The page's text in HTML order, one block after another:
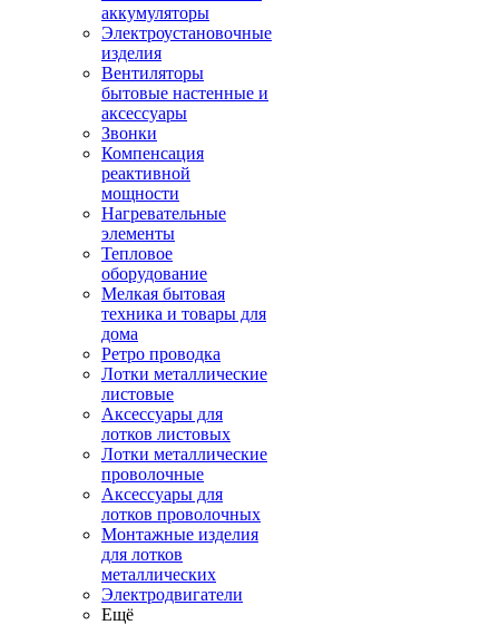
аккумуляторы
Электроустановочные
изделия
Вентиляторы
бытовые настенные и
аксессуары
Звонки
Компенсация
реактивной
мощности
Нагревательные
элементы
Тепловое
оборудование
Мелкая бытовая
техника и товары для
дома
Ретро проводка
Лотки металлические
листовые
Аксессуары для
лотков листовых
Лотки металлические
проволочные
Аксессуары для
лотков проволочных
Монтажные изделия
для лотков
металлических
Электродвигатели
Ещё